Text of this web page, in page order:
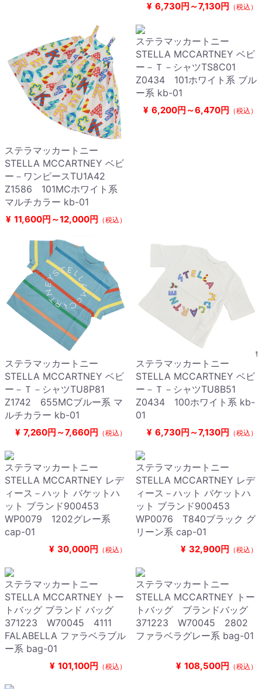
¥ 6,730円～7,130円 （税込）
ステラマッカートニー
STELLA MCCARTNEY ベビ
ー－ワンピースTU1A42
Z1586 101MCホワイト系
マルチカラー kb-01
¥ 11,600円～12,000円 （税込）
ステラマッカートニー
STELLA MCCARTNEY ベビ
ー－Ｔ－シャツTS8C01
Z0434 101ホワイト系 ブル
ー系 kb-01
¥ 6,200円～6,470円 （税込）
ステラマッカートニー
STELLA MCCARTNEY ベビ
ー－Ｔ－シャツTU8P81
Z1742 655MCブルー系 マ
ルチカラー kb-01
¥ 7,260円～7,660円 （税込）
ステラマッカートニー
STELLA MCCARTNEY ベビ
ー－Ｔ－シャツTU8B51
Z0434 100ホワイト系 kb-
01
¥ 6,730円～7,130円 （税込）
ステラマッカートニー
STELLA MCCARTNEY レデ
ィース－ハット バケットハ
ット ブランド900453
WP0079 1202グレー系
cap-01
¥ 30,000円 （税込）
ステラマッカートニー
STELLA MCCARTNEY レデ
ィース－ハット バケットハ
ット ブランド900453
WP0076 T840ブラック グ
リーン系 cap-01
¥ 32,900円 （税込）
ステラマッカートニー
STELLA MCCARTNEY トー
トバッグ ブランド バッグ
371223 W70045 4111
FALABELLA ファラベラブル
ー系 bag-01
¥ 101,100円 （税込）
ステラマッカートニー
STELLA MCCARTNEY トー
トバッグ ブランドバッグ
371223 W70045 2802
ファラベラグレー系 bag-01
¥ 108,500円 （税込）